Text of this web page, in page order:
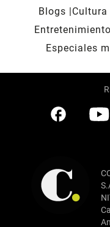
Blogs
Cultura
Entretenimiento
Especiales